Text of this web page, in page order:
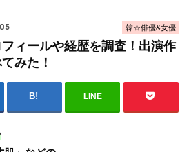
韓☆俳優&女優
ィールや経歴を調査！出演作
みた！
LINE